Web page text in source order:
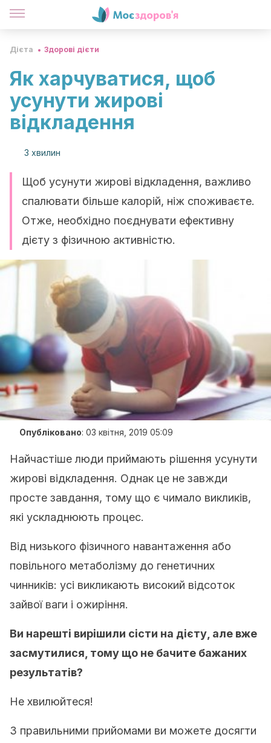
Дієта Здорові дієти
Як харчуватися, щоб
усунути жирові
відкладення
3 хвилин
Щоб усунути жирові відкладення, важливо
спалювати більше калорій, ніж споживаєте.
Отже, необхідно поєднувати ефективну
дієту з фізичною активністю.
Опубліковано: 03 квітня, 2019 05:09
Найчастіше люди приймають рішення усунути
жирові відкладення. Однак це не завжди
просте завдання, тому що є чимало викликів,
які ускладнюють процес.
Від низького фізичного навантаження або
повільного метаболізму до генетичних
чинників: усі викликають високий відсоток
зайвої ваги і ожиріння.
Ви нарешті вирішили сісти на дієту, але вже
засмутилися, тому що не бачите бажаних
результатів?
Не хвилюйтеся!
З правильними прийомами ви можете досягти